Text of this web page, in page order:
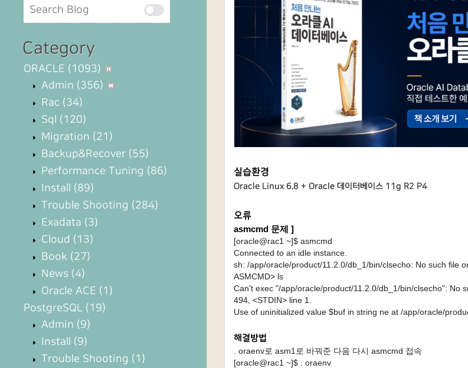
Category
ORACLE (1093)
Admin (356)
Rac (34)
Sql (120)
Migration (21)
Backup&Recover (55)
Performance Tuning (86)
Install (89)
Trouble Shooting (284)
Exadata (3)
Cloud (13)
Book (27)
News (4)
Oracle ACE (1)
PostgreSQL (19)
Admin (9)
Install (9)
Trouble Shooting (1)
실습환경
Oracle Linux 6.8 + Oracle 데이터베이스 1 1g R2 P4
오류
asmcmd 문제 ]
[oracle@rac1 ~]$ asmcmd
Connected to an idle instance.
sh: /app/oracle/product/11.2.0/db_1/bin/clsecho: No such file
ASMCMD> ls
Can't exec "/app/oracle/product/11.2.0/db_1/bin/clsecho": No
494, <STDIN> line 1.
Use of uninitialized value $buf in string ne at /app/oracle/
해결방법
. oraenv로 asm1로 바꿔준 다음 다시 asmcmd 접속
[oracle@rac1 ~]$ . oraenv